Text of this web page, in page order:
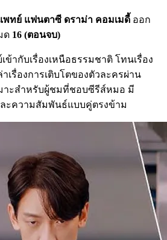
พทย์ แฟนตาซี ดราม่า คอมเมดี้ ออก
ด 16 (ตอนจบ)
ากับเรื่องเหนือธรรมชาติ โทนเรื่อง
เรื่องการเติบโตของตัวละครผ่าน
าะสำหรับผู้ชมที่ชอบซีรีส์หมอ มี
ะความสัมพันธ์แบบคู่ตรงข้าม